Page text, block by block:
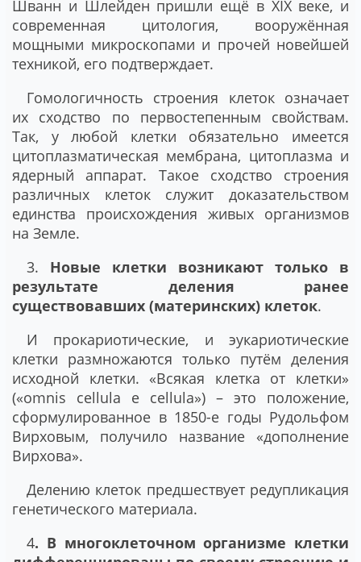
Шванн и Шлейден пришли ещё в XIX веке, и
современная цитология, вооружённая
мощными микроскопами и прочей новейшей
техникой, его подтверждает.
Гомологичность строения клеток означает
их сходство по первостепенным свойствам.
Так, у любой клетки обязательно имеется
цитоплазматическая мембрана, цитоплазма и
ядерный аппарат. Такое сходство строения
различных клеток служит доказательством
единства происхождения живых организмов
на Земле.
3. Новые клетки возникают только в
результате деления ранее
существовавших (материнских) клеток.
И прокариотические, и эукариотические
клетки размножаются только путём деления
исходной клетки. «Всякая клетка от клетки»
(«omnis cellula e cellula») – это положение,
сформулированное в 1850-е годы Рудольфом
Вирховым, получило название «дополнение
Вирхова».
Делению клеток предшествует редупликация
генетического материала.
4. В многоклеточном организме клетки